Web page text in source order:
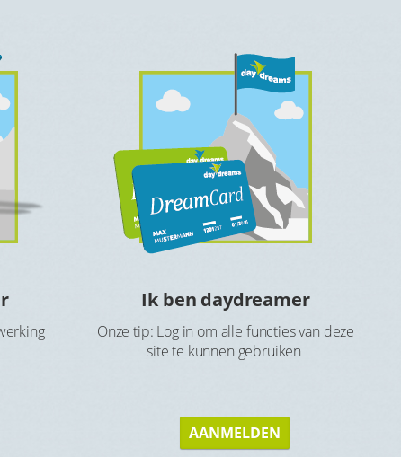
Ik ben daydreamer
Onze tip: Log in om alle functies van deze
site te kunnen gebruiken
AANMELDEN